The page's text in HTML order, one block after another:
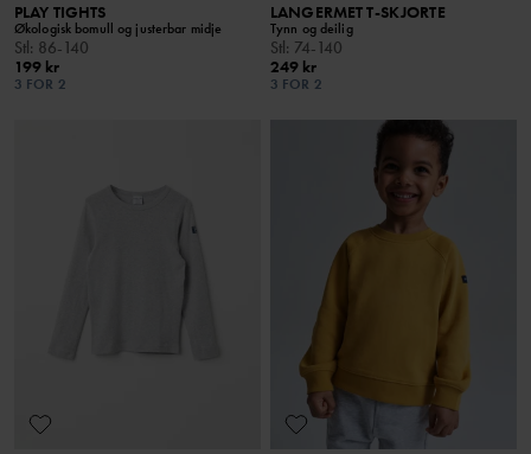
PLAY TIGHTS
Økologisk bomull og justerbar midje
Stl: 86-140
199 kr
3 FOR 2
LANGERMET T-SKJORTE
Tynn og deilig
Stl: 74-140
249 kr
3 FOR 2